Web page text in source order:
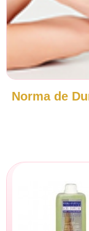
Norma de